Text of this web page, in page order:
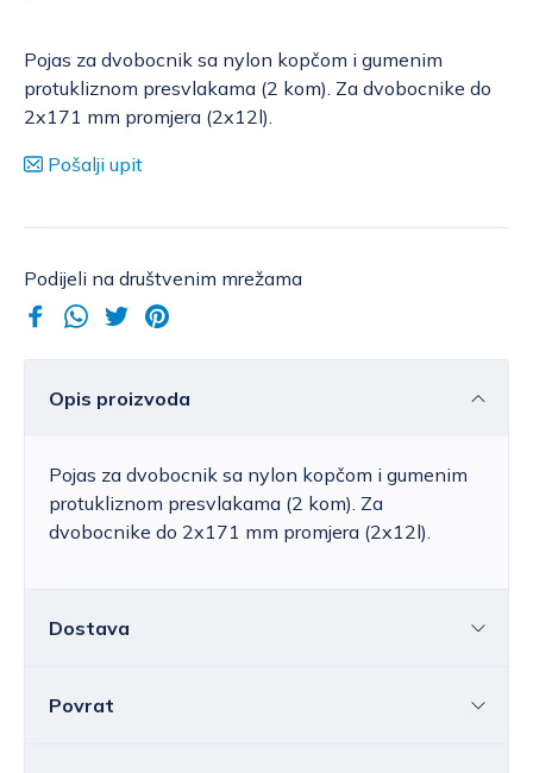
Pojas za dvobocnik sa nylon kopčom i gumenim
protukliznom presvlakama (2 kom). Za dvobocnike do
2x171 mm promjera (2x12l).
Pošalji upit
Podijeli na društvenim mrežama
Opis proizvoda
Pojas za dvobocnik sa nylon kopčom i gumenim
protukliznom presvlakama (2 kom). Za
dvobocnike do 2x171 mm promjera (2x12l).
Dostava
Hrvatska
Povrat